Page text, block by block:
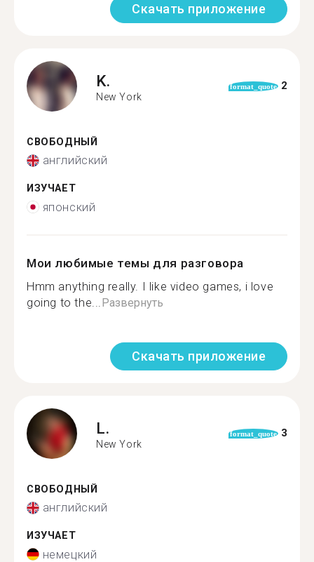
Скачать приложение
K.
New York
format_quote 2
СВОБОДНЫЙ
английский
ИЗУЧАЕТ
японский
Мои любимые темы для разговора
Hmm anything really. I like video games, i love
going to the... Развернуть
Скачать приложение
L.
New York
format_quote 3
СВОБОДНЫЙ
английский
ИЗУЧАЕТ
немецкий